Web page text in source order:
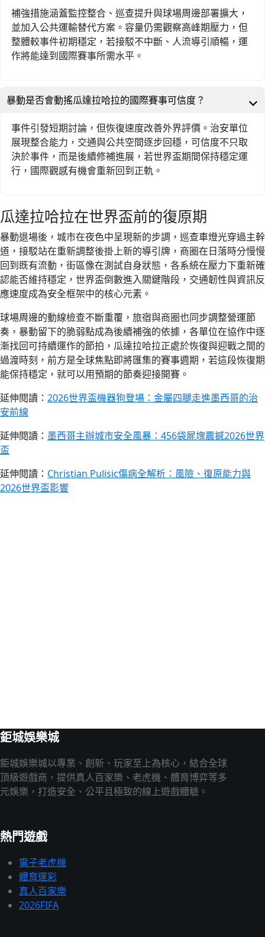
補強措施涵蓋監控整合、巡查提升與球場周邊部署擴大，
並加入公共運輸替代方案。容量仍需觀察高峰期壓力，但
整體較事件初期穩定，若接駁不中斷、人流導引順暢，運
作將能達到國際賽事所需水平。
暴動是否會動搖瓜達拉哈拉的國際賽事可信度？
事件引發短期討論，但恢復速度改善外界評價。治安單位
展現整合能力，交通與公共空間逐步回穩，可信度不只取
決於事件，而是後續修補進展，若世界盃期間保持穩定運
行，國際觀感有機會重新回到正軌。
瓜達拉哈拉在世界盃前的復原期
暴動退場後，城市在夜色中呈現新的步調，巡查車燈光穿過主幹
道，接駁站在重新調整後掛上新的導引牌，商圈在日落時分慢慢
回到既有流動，街區像在測試自身狀態，各系統在壓力下重新確
認能否維持穩定，世界盃倒數進入關鍵階段，交通韌性與資訊反
應速度成為安全框架中的核心元素。
球場周邊的動線檢查不斷重覆，旅宿與商圈也同步調整營運節
奏，暴動留下的脆弱點成為後續補強的依據，各單位在協作中逐
漸找回可持續運作的節拍，瓜達拉哈拉正處於恢復與迎戰之間的
過渡時刻，前方是全球焦點即將匯集的賽事週期，若這段恢復期
能保持穩定，就可以用預期的節奏迎接開賽。
延伸閱讀： 2026世界盃機器狗登場：金屬四腿走進墨西哥的治
安前線
延伸閱讀： 墨西哥主辦城市安全風暴：456袋屍塊震撼2026世界
盃
延伸閱讀： Christian Pulisic傷病全解析：風險、復原能力與
2026世界盃影響
鉅城娛樂城
鉅城娛樂城以專業、創新、玩家至上為核心，結合全球
頂級遊戲商，提供真人百家樂、老虎機、體育博弈等多
元娛樂，打造安全、公平且極致的線上遊戲體驗。
熱門遊戲
電子老虎機
體育運彩
真人百家樂
2026FIFA